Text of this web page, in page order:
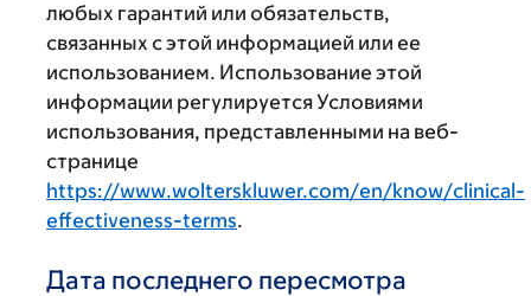
любых гарантий или обязательств,
связанных с этой информацией или ее
использованием. Использование этой
информации регулируется Условиями
использования, представленными на веб-
странице
https://www.wolterskluwer.com/en/know/clinical-
effectiveness-terms.
Дата последнего пересмотра